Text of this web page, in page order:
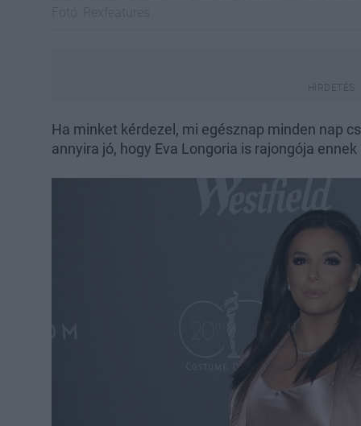
Ha minket kérdezel, mi egésznap minden nap
annyira jó, hogy Eva Longoria is rajongója